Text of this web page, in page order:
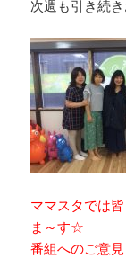
次週も引き続
ママスタでは
ま～す☆
番組へのご意